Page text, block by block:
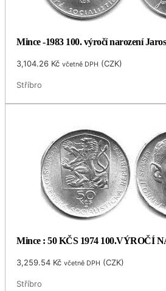
Mince -1983 100. výročí narození
3,104.26 Kč včetně DPH (CZK)
Stříbro
Mince : 50 KČS 1974 100.VÝROČÍ
3,259.54 Kč včetně DPH (CZK)
Stříbro